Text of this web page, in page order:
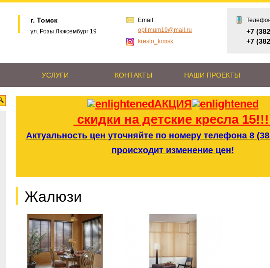
г. Томск
ул. Розы Люксембург 19
Email:
optimum19@mail.ru
kreslo_tomsk
+7
+7
УСЛУГИ КОНТАКТЫ НАШИ ПРОЕКТЫ
АКЦИЯ
скидки на детские кресла 15!!!
Актуальность цен уточняйте по номеру телефона 8
происходит изменение цен!
Жалюзи